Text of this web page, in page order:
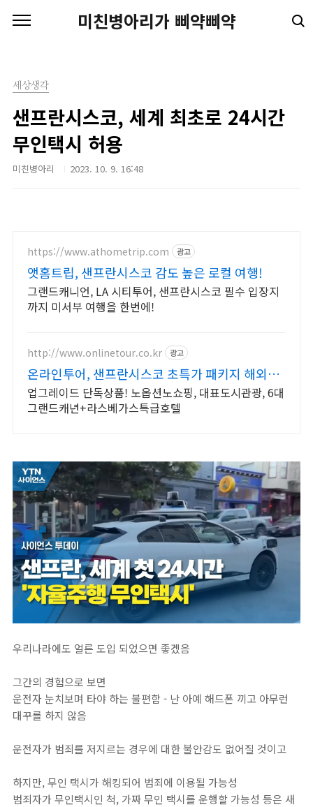
미친병아리가 삐약삐약
세상생각
샌프란시스코, 세계 최초로 24시간
무인택시 허용
미친병아리 2023. 10. 9. 16:48
https://www.athometrip.com 광고
앳홈트립, 샌프란시스코 감도 높은 로컬 여행!
그랜드캐니언, LA 시티투어, 샌프란시스코 필수 입장지
까지 미서부 여행을 한번에!
http://www.onlinetour.co.kr 광고
온라인투어, 샌프란시스코 초특가 패키지 해외여
행!
업그레이드 단독상품! 노옵션노쇼핑, 대표도시관광, 6대
그랜드캐년+라스베가스특급호텔
우리나라에도 얼른 도입 되었으면 좋겠음
그간의 경험으로 보면
운전자 눈치보며 타야 하는 불편함 - 난 아예 해드폰 끼고 아무런
대꾸를 하지 않음
운전자가 범죄를 저지르는 경우에 대한 불안감도 없어질 것이고
하지만, 무인 택시가 해킹되어 범죄에 이용될 가능성
범죄자가 무인택시인 척, 가짜 무인 택시를 운행할 가능성 등은 새